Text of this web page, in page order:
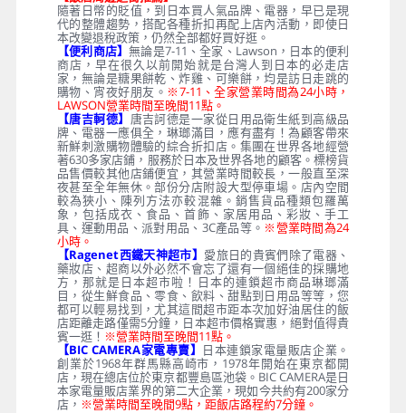
隨著日幣的貶值，到日本買人氣品牌、電器，早已是現
代的整體趨勢，搭配各種折扣再配上店內活動，即使日
本改變退稅政策，仍然全部都好買好逛。
【便利商店】無論是7-11、全家、Lawson，日本的便利
商店，早在很久以前開始就是台灣人到日本的必走店
家，無論是糖果餅乾、炸雞、可樂餅，均是訪日走跳的
購物、宵夜好朋友。 ※7-11、全家營業時間為24小時，
LAWSON營業時間至晚間11點。
【唐吉軻德】 唐吉訶德是一家從日用品衛生紙到高級品
牌、電器一應俱全，琳瑯滿目，應有盡有！為顧客帶來
新鮮刺激購物體驗的綜合折扣店。集團在世界各地經營
著630多家店鋪，服務於日本及世界各地的顧客。標榜貨
品售價較其他店鋪便宜，其營業時間較長，一般直至深
夜甚至全年無休。部份分店附設大型停車場。店內空間
較為狹小、陳列方法亦較混雜。銷售貨品種類包羅萬
象，包括成衣、食品、首飾、家居用品、彩妝、手工
具、運動用品、派對用品、3C產品等。 ※營業時間為24
小時。
【Ragenet西鐵天神超市】 愛旅日的貴賓們除了電器、
藥妝店、超商以外必然不會忘了還有一個絕佳的採購地
方，那就是日本超市啦！日本的連鎖超市商品琳瑯滿
目，從生鮮食品、零食、飲料、甜點到日用品等等，您
都可以輕易找到，尤其這間超市距本次加好油居住的飯
店距離走路僅需5分鐘，日本超市價格實惠，絕對值得貴
賓一逛！ ※營業時間至晚間11點。
【BIC CAMERA家電專賣】 日本連鎖家電量販店企業。
創業於1968年群馬縣高崎市，1978年開始在東京都開
店，現在總店位於東京都豐島區池袋。BIC CAMERA是日
本家電量販店業界的第二大企業，現如今共約有200家分
店， ※營業時間至晚間9點，距飯店路程約7分鐘。